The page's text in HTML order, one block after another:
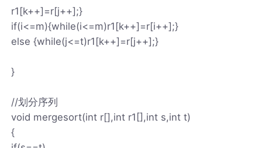
r1[k++]=r[j++];}
if(i<=m){while(i<=m)r1[k++]=r[i++];}
else {while(j<=t)r1[k++]=r[j++];}
}
//划分序列
void mergesort(int r[],int r1[],int s,int t)
{